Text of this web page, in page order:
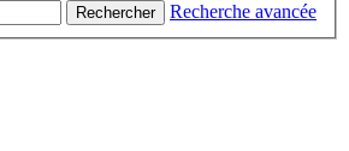
Rechercher
Recherche avancée